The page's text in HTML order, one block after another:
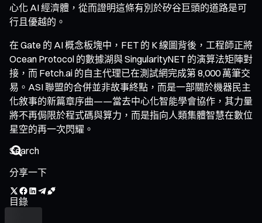
心化 AI 經濟體，從而證明這條有別於矽谷巨頭的道路是可
行且優越的。
在 Gate 的 AI 概念板塊中，FET 的 K 線圖背後，工程師正將
Ocean Protocol 的數據湖與 SingularityNET 的演算法矩陣對
接，而 Fetch.ai 的自主代理已在測試網完成第 8,000 萬筆交
易。ASI 聯盟的合併並非故事終點，而是一部關於機器民主
化敘事的新篇章序曲——當去中心化智能學會協作，其力量
將不再侷限於程式碼與算力，而是指向人類集體智慧在數位
星空的再一次閃耀。
分享一下
目錄